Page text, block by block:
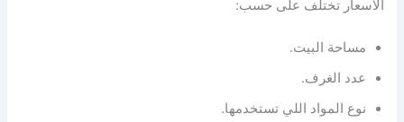
الأسعار تختلف على حسب:
مساحة البيت.
عدد الغرف.
نوع المواد اللي تستخدمها.